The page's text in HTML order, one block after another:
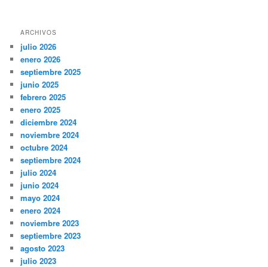
ARCHIVOS
julio 2026
enero 2026
septiembre 2025
junio 2025
febrero 2025
enero 2025
diciembre 2024
noviembre 2024
octubre 2024
septiembre 2024
julio 2024
junio 2024
mayo 2024
enero 2024
noviembre 2023
septiembre 2023
agosto 2023
julio 2023